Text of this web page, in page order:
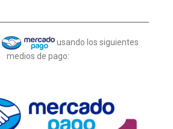
usando los siguientes
medios de pago: